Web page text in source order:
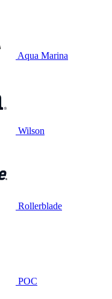
Aqua Marina
Wilson
Rollerblade
POC